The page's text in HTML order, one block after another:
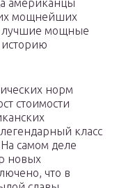
американцы
мощнейших
лучшие мощные
норм
стоимости
класс
самом деле
новых
что в